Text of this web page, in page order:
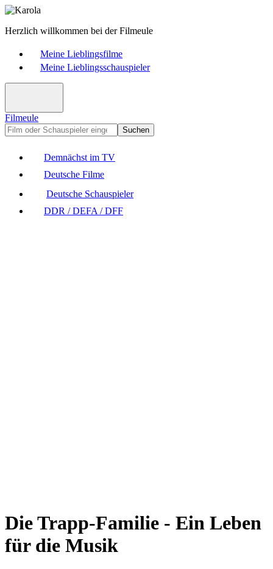
Herzlich willkommen bei der Filmeule
Meine Lieblingsfilme
Meine Lieblingsschauspieler
Filmeule
Suchen
Demnächst im TV
Deutsche Filme
Deutsche Schauspieler
DDR / DEFA / DFF
Die Trapp-Familie - Ein Leben
für die Musik